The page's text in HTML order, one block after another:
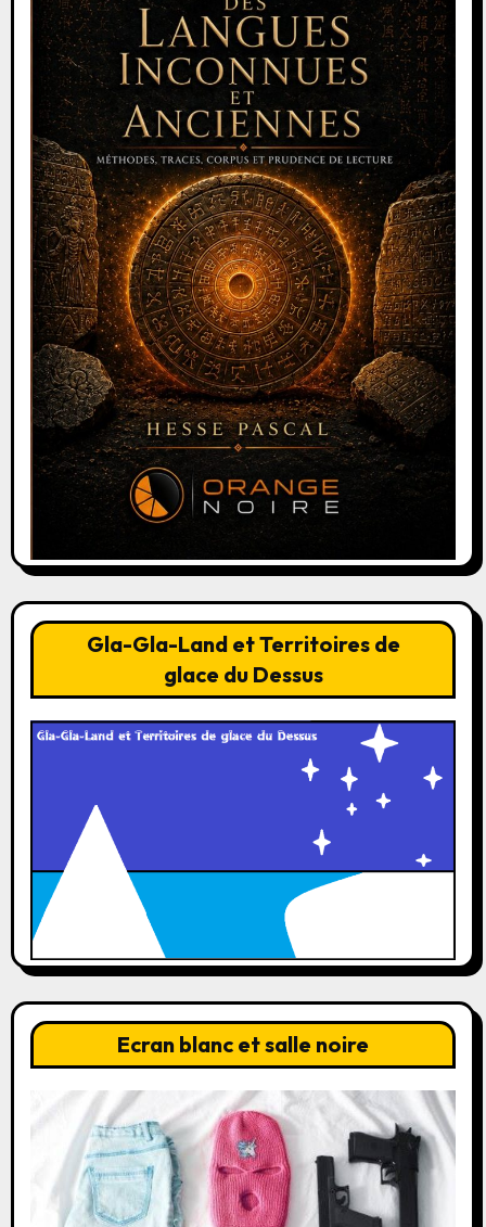
Gla-Gla-Land et Territoires de
glace du Dessus
Ecran blanc et salle noire